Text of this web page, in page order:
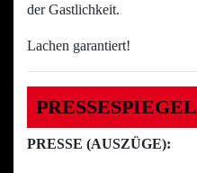
der Gastlichkeit.
Lachen garantiert!
PRESSESPIEGEL
PRESSE (AUSZÜGE):